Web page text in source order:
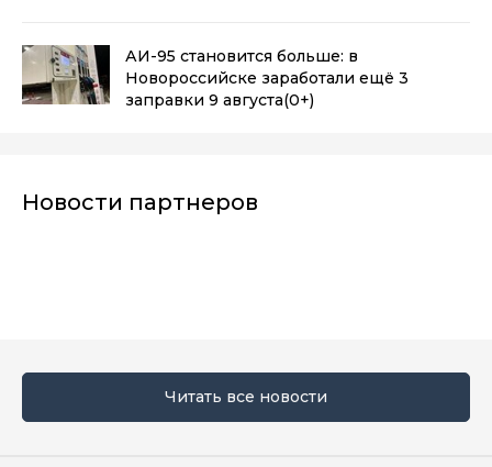
АИ-95 становится больше: в
Новороссийске заработали ещё 3
заправки 9 августа(0+)
Новости партнеров
Читать все новости